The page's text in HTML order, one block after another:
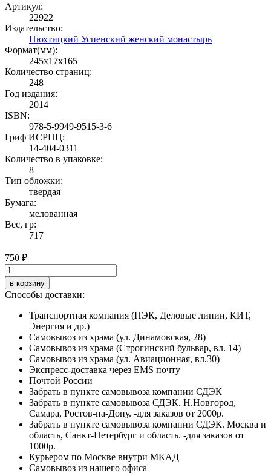
Артикул:
22922
Издательство:
Пюхтицкий Успенский женский монастырь
Формат(мм):
245x17x165
Количество страниц:
248
Год издания:
2014
ISBN:
978-5-9949-9515-3-6
Гриф ИСРПЦ:
14-404-0311
Количество в упаковке:
8
Тип обложки:
твердая
Бумага:
мелованная
Вес, гр:
717
750 ₽
в корзину
Способы доставки:
Транспортная компания (ПЭК, Деловые линии, КИТ,
Энергия и др.)
Самовывоз из храма (ул. Динамовская, 28)
Самовывоз из храма (Строгинский бульвар, вл. 14)
Самовывоз из храма (ул. Авиационная, вл.30)
Экспресс-доставка через EMS почту
Почтой России
Забрать в пункте самовывоза компании СДЭК
Забрать в пункте самовывоза СДЭК. Н.Новгород,
Самара, Ростов-на-Дону. -для заказов от 2000р.
Забрать в пункте самовывоза компании СДЭК. Москва и
область, Санкт-Петербург и область. -для заказов от
1000р.
Курьером по Москве внутри МКАД
Самовывоз из нашего офиса